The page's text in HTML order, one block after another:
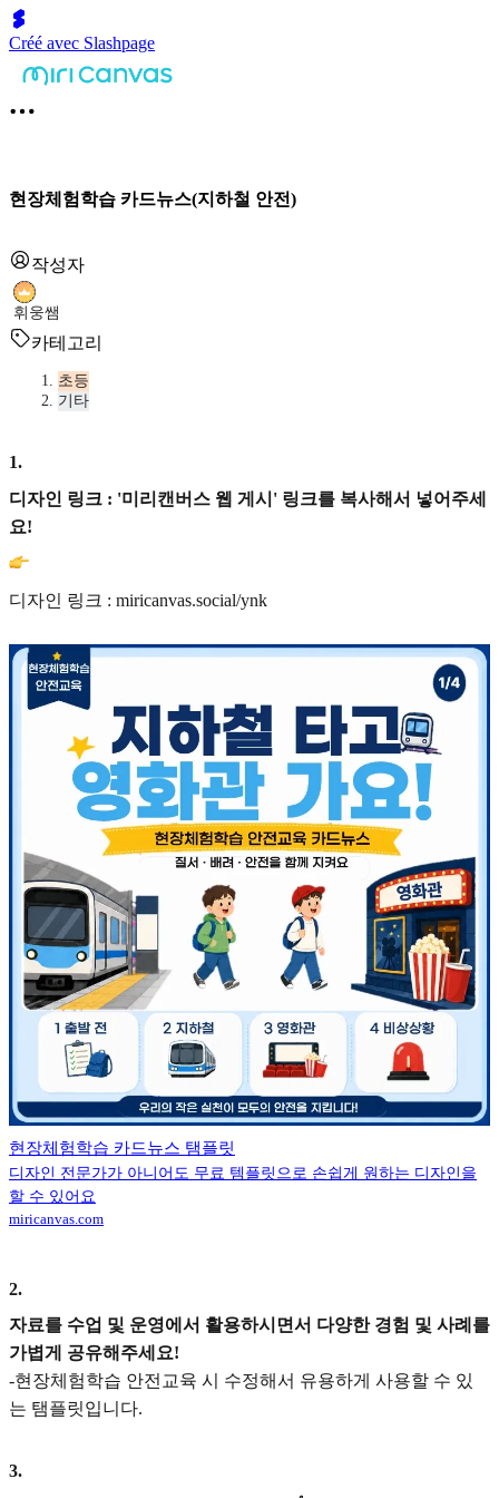
Créé avec Slashpage
현장체험학습 카드뉴스(지하철 안전)
작성자
휘웅쌤
카테고리
초등
기타
1.
디자인 링크 : '미리캔버스 웹 게시' 링크를 복사해서 넣어주세
요!
디자인 링크 : miricanvas.social/ynk
현장체험학습 카드뉴스 탬플릿
디자인 전문가가 아니어도 무료 템플릿으로 손쉽게 원하는 디자인을
할 수 있어요
miricanvas.com
2.
자료를 수업 및 운영에서 활용하시면서 다양한 경험 및 사례를
가볍게 공유해주세요!
-현장체험학습 안전교육 시 수정해서 유용하게 사용할 수 있
는 탬플릿입니다.
3.